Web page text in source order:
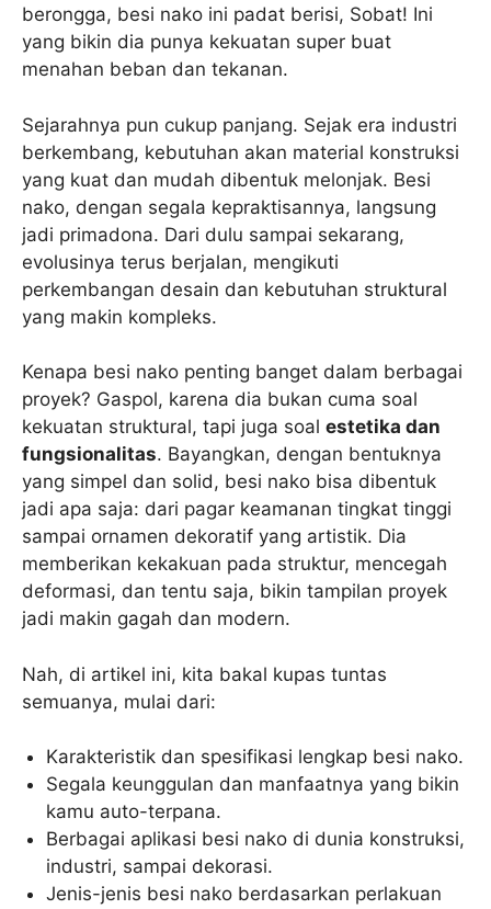
berongga, besi nako ini padat berisi, Sobat! Ini
yang bikin dia punya kekuatan super buat
menahan beban dan tekanan.
Sejarahnya pun cukup panjang. Sejak era industri
berkembang, kebutuhan akan material konstruksi
yang kuat dan mudah dibentuk melonjak. Besi
nako, dengan segala kepraktisannya, langsung
jadi primadona. Dari dulu sampai sekarang,
evolusinya terus berjalan, mengikuti
perkembangan desain dan kebutuhan struktural
yang makin kompleks.
Kenapa besi nako penting banget dalam berbagai
proyek? Gaspol, karena dia bukan cuma soal
kekuatan struktural, tapi juga soal estetika dan
fungsionalitas. Bayangkan, dengan bentuknya
yang simpel dan solid, besi nako bisa dibentuk
jadi apa saja: dari pagar keamanan tingkat tinggi
sampai ornamen dekoratif yang artistik. Dia
memberikan kekakuan pada struktur, mencegah
deformasi, dan tentu saja, bikin tampilan proyek
jadi makin gagah dan modern.
Nah, di artikel ini, kita bakal kupas tuntas
semuanya, mulai dari:
Karakteristik dan spesifikasi lengkap besi nako.
Segala keunggulan dan manfaatnya yang bikin
kamu auto-terpana.
Berbagai aplikasi besi nako di dunia konstruksi,
industri, sampai dekorasi.
Jenis-jenis besi nako berdasarkan perlakuan